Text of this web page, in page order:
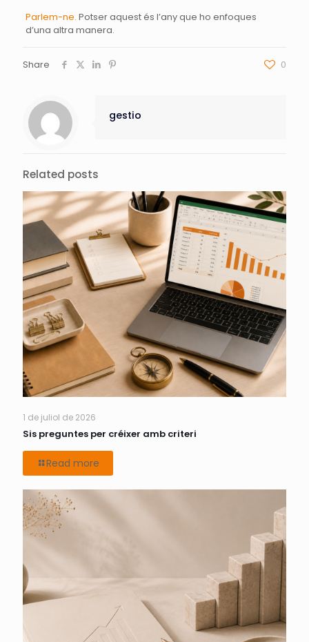
Parlem-ne. Potser aquest és l’any que ho enfoques
d’una altra manera.
Share 0
gestio
Related posts
1 de juliol de 2026
Sis preguntes per créixer amb criteri
Read more